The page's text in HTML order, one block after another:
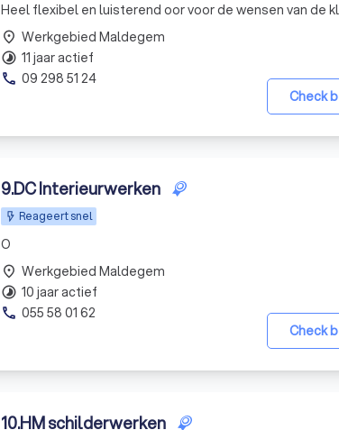
Heel flexibel en luisterend oor voor de wensen van de
Check
place Werkgebied Maldegem
timelapse 11 jaar actief
phone 09 298 51 24
9.DC Interieurwerken
Reageert snel
O
Check
place Werkgebied Maldegem
timelapse 10 jaar actief
phone 055 58 01 62
10.HM schilderwerken